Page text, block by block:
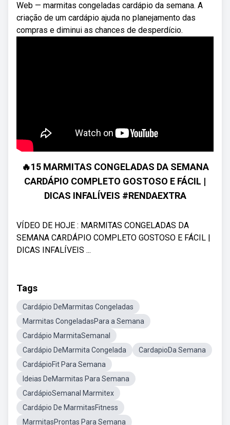
Web — marmitas congeladas cardápio da semana. A
criação de um cardápio ajuda no planejamento das
compras e diminui as chances de desperdício.
🔥15 MARMITAS CONGELADAS DA SEMANA
CARDÁPIO COMPLETO GOSTOSO E FÁCIL |
DICAS INFALÍVEIS #RENDAEXTRA
VÍDEO DE HOJE : MARMITAS CONGELADAS DA
SEMANA CARDÁPIO COMPLETO GOSTOSO E FÁCIL |
DICAS INFALÍVEIS ...
Tags
Cardápio DeMarmitas Congeladas
Marmitas CongeladasPara a Semana
Cardápio MarmitaSemanal
Cardápio DeMarmita Congelada
CardapioDa Semana
CardápioFit Para Semana
Ideias DeMarmitas Para Semana
CardápioSemanal Marmitex
Cardápio De MarmitasFitness
MarmitasProntas Para Semana